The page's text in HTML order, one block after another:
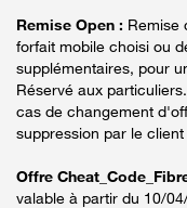
Remise Open : Remise
forfait mobile choisi ou
supplémentaires, pour
Réservé aux
cas de changement
suppression par le
Offre
valable à partir du 10/